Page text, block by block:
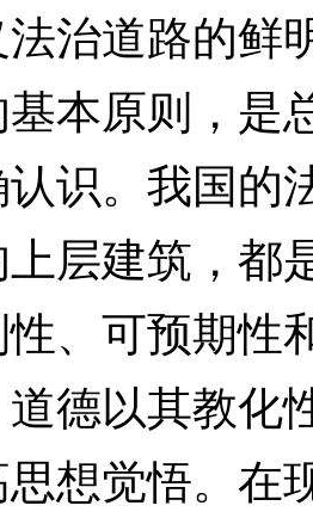
治道路的鲜
本原则，是
识。我国的
层建筑，都
、可预期性
德以其教化
想觉悟。在